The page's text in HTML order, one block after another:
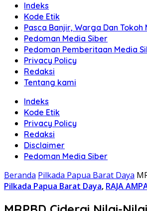
Indeks
Kode Etik
Pasca Banjir, Warga Dan
Pedoman Media Siber
Pedoman Pemberitaan Media
Privacy Policy
Redaksi
Tentang kami
Indeks
Kode Etik
Privacy Policy
Redaksi
Disclaimer
Pedoman Media Siber
Beranda Pilkada Papua Barat Daya
Pilkada Papua Barat Daya, RAJA